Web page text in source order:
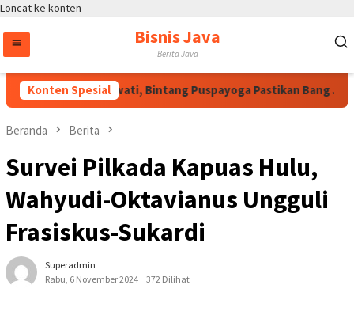
Loncat ke konten
Bisnis Java
Berita Java
Konten Spesial
Arahan Megawati, Bintang Puspayoga Pastikan Bang Jali
Beranda Berita
Survei Pilkada Kapuas Hulu,
Wahyudi-Oktavianus Ungguli
Frasiskus-Sukardi
Superadmin
Rabu, 6 November 2024
372 Dilihat